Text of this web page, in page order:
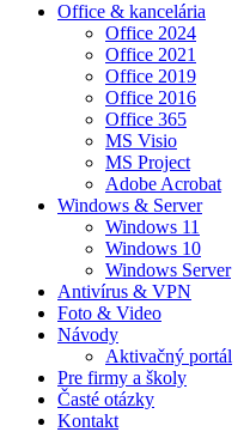
Office & kancelária
Office 2024
Office 2021
Office 2019
Office 2016
Office 365
MS Visio
MS Project
Adobe Acrobat
Windows & Server
Windows 11
Windows 10
Windows Server
Antivírus & VPN
Foto & Video
Návody
Aktivačný portál
Pre firmy a školy
Časté otázky
Kontakt